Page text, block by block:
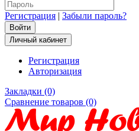
Регистрация | Забыли пароль?
Личный кабинет
Регистрация
Авторизация
Закладки (0)
Сравнение товаров (0)